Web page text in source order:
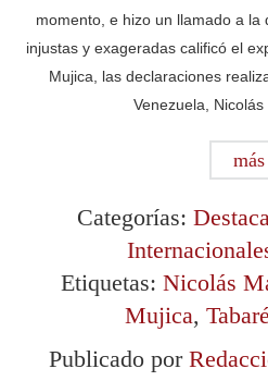
momento, e hizo un llamado a la
injustas y exageradas calificó el
Mujica, las declaraciones
Venezuela,
más
Categorías:
Etiquetas: Nicolás
Mujica,
Publicado por